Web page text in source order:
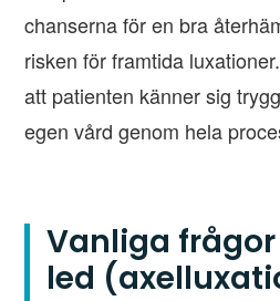
chanserna för en bra
risken för framtida
att patienten känner sig
egen vård genom hela
Vanliga
led